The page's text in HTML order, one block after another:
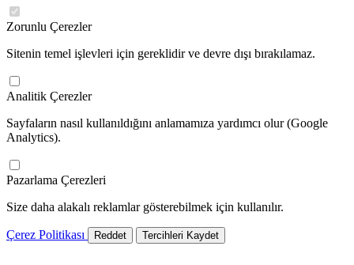
Zorunlu Çerezler
Sitenin temel işlevleri için gereklidir ve devre dışı bırakılamaz.
Analitik Çerezler
Sayfaların nasıl kullanıldığını anlamamıza yardımcı olur (Google
Analytics).
Pazarlama Çerezleri
Size daha alakalı reklamlar gösterebilmek için kullanılır.
Çerez Politikası Reddet Tercihleri Kaydet